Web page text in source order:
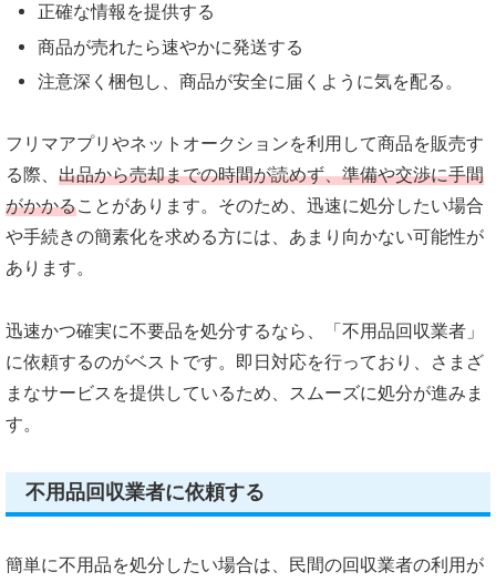
正確な情報を提供する
商品が売れたら速やかに発送する
注意深く梱包し、商品が安全に届くように気を配る。
フリマアプリやネットオークションを利用して商品を販売す
る際、 出品から売却までの時間が読めず、準備や交渉に手間
がかかることがあります。そのため、迅速に処分したい場合
や手続きの簡素化を求める方には、あまり向かない可能性が
あります。
迅速かつ確実に不要品を処分するなら、「不用品回収業者」
に依頼するのがベストです。即日対応を行っており、さまざ
まなサービスを提供しているため、スムーズに処分が進みま
す。
不用品回収業者に依頼する
簡単に不用品を処分したい場合は、民間の回収業者の利用が